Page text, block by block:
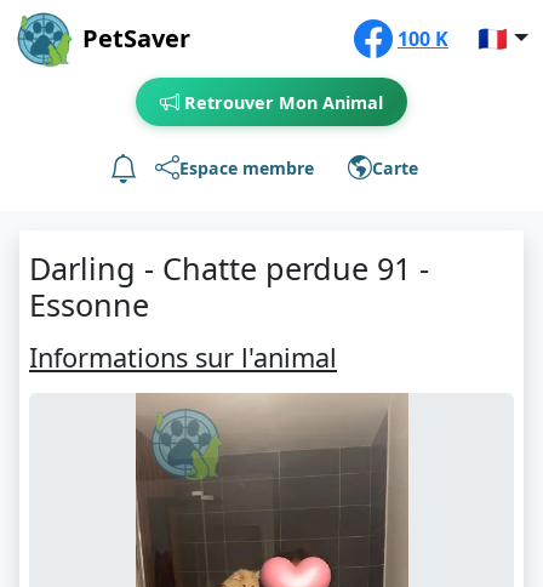
PetSaver 100 K 🇫🇷
Retrouver Mon Animal
Espace membre Carte
Darling - Chatte perdue 91 -
Essonne
Informations sur l'animal